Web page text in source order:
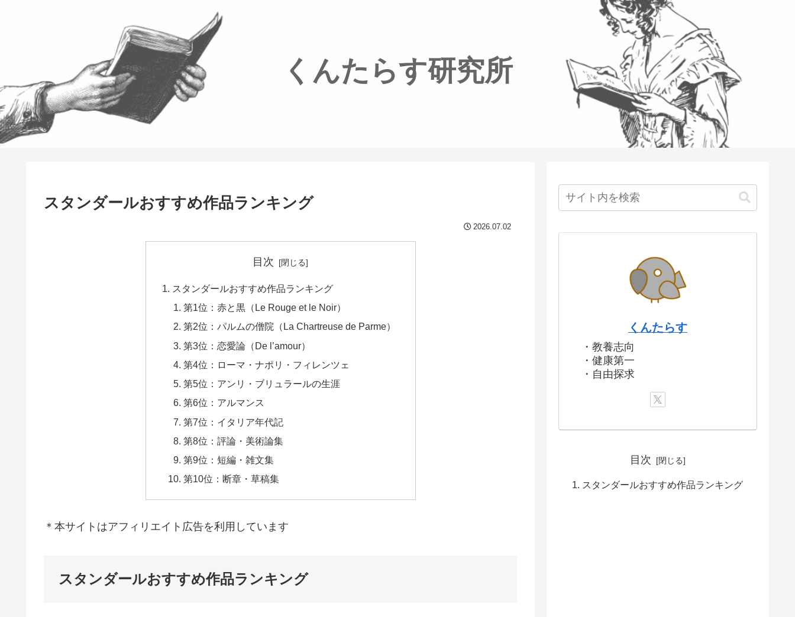
くんたらす研究所
スタンダールおすすめ作品ランキング
2026.07.02
目次
スタンダールおすすめ作品ランキング
第1位：赤と黒（Le Rouge et le Noir）
第2位：パルムの僧院（La Chartreuse de Parme）
第3位：恋愛論（De l’amour）
第4位：ローマ・ナポリ・フィレンツェ
第5位：アンリ・ブリュラールの生涯
第6位：アルマンス
第7位：イタリア年代記
第8位：評論・美術論集
第9位：短編・雑文集
第10位：断章・草稿集
＊本サイトはアフィリエイト広告を利用しています
スタンダールおすすめ作品ランキング
くんたらす
・教養志向
・健康第一
・自由探求
目次
スタンダールおすすめ作品ランキング